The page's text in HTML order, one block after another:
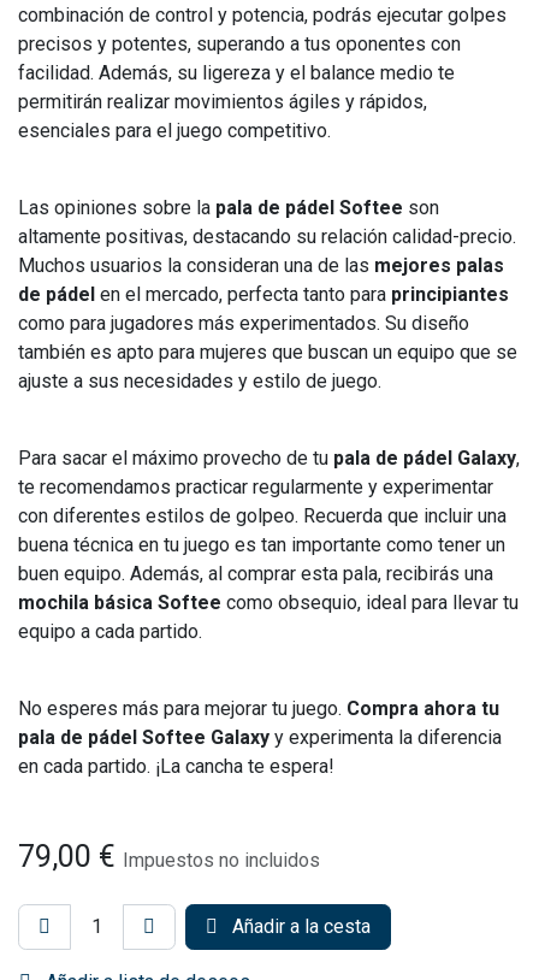
combinación de control y potencia, podrás ejecutar golpes
precisos y potentes, superando a tus oponentes con
facilidad. Además, su ligereza y el balance medio te
permitirán realizar movimientos ágiles y rápidos,
esenciales para el juego competitivo.
Las opiniones sobre la pala de pádel Softee son
altamente positivas, destacando su relación calidad-precio.
Muchos usuarios la consideran una de las mejores palas
de pádel en el mercado, perfecta tanto para principiantes
como para jugadores más experimentados. Su diseño
también es apto para mujeres que buscan un equipo que se
ajuste a sus necesidades y estilo de juego.
Para sacar el máximo provecho de tu pala de pádel Galaxy,
te recomendamos practicar regularmente y experimentar
con diferentes estilos de golpeo. Recuerda que incluir una
buena técnica en tu juego es tan importante como tener un
buen equipo. Además, al comprar esta pala, recibirás una
mochila básica Softee como obsequio, ideal para llevar tu
equipo a cada partido.
No esperes más para mejorar tu juego. Compra ahora tu
pala de pádel Softee Galaxy y experimenta la diferencia
en cada partido. ¡La cancha te espera!
79,00 € Impuestos no incluidos
Añadir a la cesta